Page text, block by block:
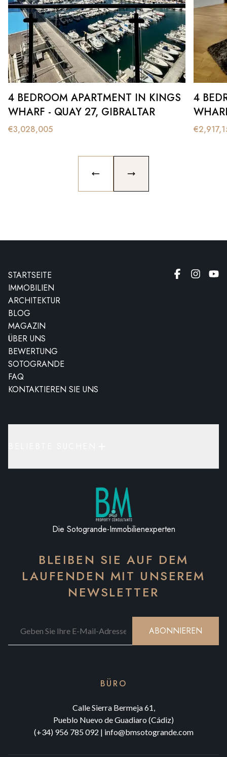
4 BEDROOM APARTMENT IN KINGS
WHARF - QUAY 27, GIBRALTAR
€3,028,005
4
€
PREVIOUS SLIDENEXT SLIDE
STARTSEITE
IMMOBILIEN
ARCHITEKTUR
BLOG
MAGAZIN
ÜBER UNS
BEWERTUNG
SOTOGRANDE
FAQ
KONTAKTIEREN SIE UNS
Die Sotogrande-Immobilienexperten
BLEIBEN SIE AUF DEM
LAUFENDEN MIT UNSEREM
NEWSLETTER
ABONNIEREN
BÜRO
Calle Sierra Bermeja 61,
Pueblo Nuevo de Guadiaro (Cádiz)
(+34) 956 785 092 | info@bmsotogrande.com